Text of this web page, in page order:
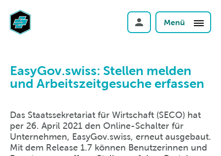
Menü
EasyGov.swiss: Stellen melden
und Arbeitszeitgesuche erfassen
Das Staatssekretariat für Wirtschaft (SECO) hat
per 26. April 2021 den Online-Schalter für
Unternehmen, EasyGov.swiss, erneut ausgebaut.
Mit dem Release 1.7 können Benutzerinnen und